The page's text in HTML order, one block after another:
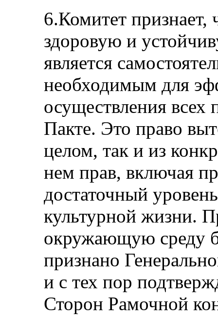
6.Комитет признает,
здоровую и
является
необходимым для
осуществления всех
Пакте. Это право
целом, так и из
нем прав, включая
достаточный
культурной жизни.
окружающую среду
признано
и с тех пор
Сторон Рамочной